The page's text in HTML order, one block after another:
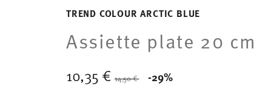
TREND COLOUR ARCTIC BLUE
Assiette plate 20 cm
10,35 €14,50 €
-29%